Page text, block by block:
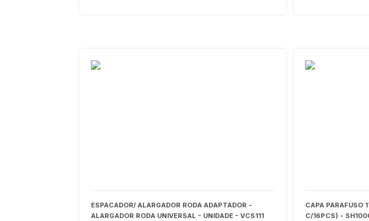
ESPACADOR/ ALARGADOR RODA ADAPTADOR -
ALARGADOR RODA UNIVERSAL - UNIDADE - VCS111
CAPA PARAFUSO
C/16PCS) -